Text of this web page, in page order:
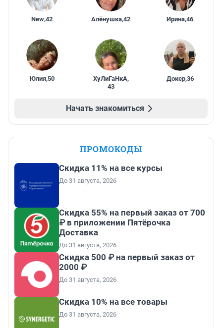
New,42 Алёнушка,42 Ирина,46
Юлия,50 ХуЛиГаНкА,
43
Докер,36
Начать знакомиться
ПРОМОКОДЫ
Скидка 11% на все курсы
До 31 августа, 2026
Скидка 55% на первый заказ от 700
₽ в приложении Пятёрочка
Доставка
До 31 августа, 2026
Скидка 500 ₽ на первый заказ от
2000 ₽
До 31 августа, 2026
Скидка 10% на все товары
До 31 августа, 2026